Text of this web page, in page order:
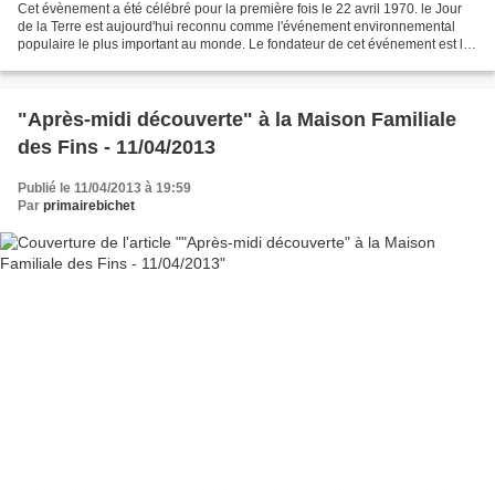
Cet évènement a été célébré pour la première fois le 22 avril 1970. le Jour
de la Terre est aujourd'hui reconnu comme l'événement environnemental
populaire le plus important au monde. Le fondateur de cet événement est le
"Après-midi découverte" à la Maison Familiale
des Fins - 11/04/2013
Publié le 11/04/2013 à 19:59
Par primairebichet